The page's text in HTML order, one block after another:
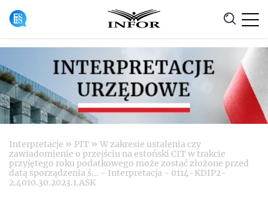
Anuluj
Interpretacje » PIT » W zakresie ustalenia czy
zawiadomienie o przejściu na estoński CIT w trakcie
przyjętego roku podatkowego może zostać złożone przed
datą sporządzenia ś... - Interpretacja - 0114-KDIP2-
2.4010.30.2023.1.ASK